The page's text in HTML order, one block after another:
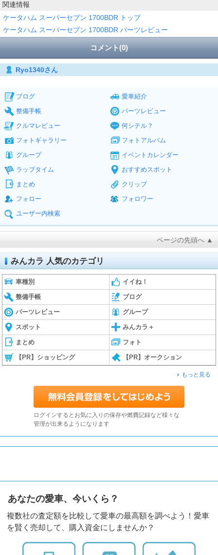
関連情報
ケータハム スーパーセブン 1700BDR トップ
ケータハム スーパーセブン 1700BDR パーツレビュー
コメント(0)
Ryo1340さん
ブログ
愛車紹介
整備手帳
パーツレビュー
クルマレビュー
何シテル？
フォトギャラリー
フォトアルバム
グループ
イベントカレンダー
ラップタイム
おすすめスポット
まとめ
クリップ
フォロー
フォロワー
ユーザー内検索
ページの先頭へ ▲
みんカラ 人気のカテゴリ
車種別 イイね！
整備手帳 ブログ
パーツレビュー グループ
スポット みんカラ＋
まとめ フォト
【PR】ショッピング 【PR】オークション
もっと見る
ログインするとお気に入りの保存や燃費記録など様々な
管理が出来るようになります
あなたの愛車、今いくら？
複数社の査定額を比較して愛車の最高額を調べよう！愛車
を賢く売却して、購入資金にしませんか？